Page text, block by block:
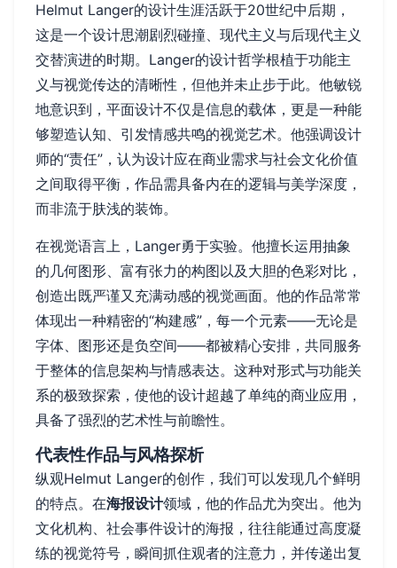
Helmut Langer的设计生涯活跃于20世纪中后期，
这是一个设计思潮剧烈碰撞、现代主义与后现代主义
交替演进的时期。Langer的设计哲学根植于功能主
义与视觉传达的清晰性，但他并未止步于此。他敏锐
地意识到，平面设计不仅是信息的载体，更是一种能
够塑造认知、引发情感共鸣的视觉艺术。他强调设计
师的“责任”，认为设计应在商业需求与社会文化价值
之间取得平衡，作品需具备内在的逻辑与美学深度，
而非流于肤浅的装饰。
在视觉语言上，Langer勇于实验。他擅长运用抽象
的几何图形、富有张力的构图以及大胆的色彩对比，
创造出既严谨又充满动感的视觉画面。他的作品常常
体现出一种精密的“构建感”，每一个元素——无论是
字体、图形还是负空间——都被精心安排，共同服务
于整体的信息架构与情感表达。这种对形式与功能关
系的极致探索，使他的设计超越了单纯的商业应用，
具备了强烈的艺术性与前瞻性。
代表性作品与风格探析
纵观Helmut Langer的创作，我们可以发现几个鲜明
的特点。在海报设计领域，他的作品尤为突出。他为
文化机构、社会事件设计的海报，往往能通过高度凝
练的视觉符号，瞬间抓住观者的注意力，并传递出复